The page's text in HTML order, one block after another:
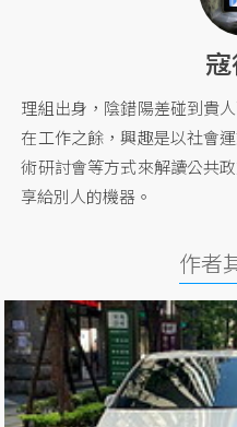
理組出身，陰錯陽差碰到貴
在工作之餘，興趣是以社會
術研討會等方式來解讀公共
享給別人的機器。
作者